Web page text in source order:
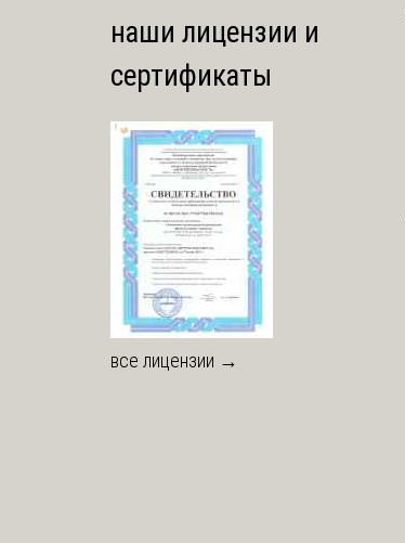
наши лицензии и
сертификаты
все лицензии →